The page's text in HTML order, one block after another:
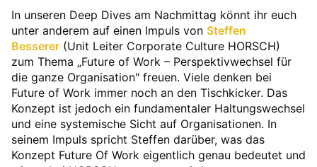
In unseren Deep Dives am Nachmittag könnt ihr euch
unter anderem auf einen Impuls von Steffen
Besserer (Unit Leiter Corporate Culture HORSCH)
zum Thema „Future of Work – Perspektivwechsel für
die ganze Organisation" freuen. Viele denken bei
Future of Work immer noch an den Tischkicker. Das
Konzept ist jedoch ein fundamentaler Haltungswechsel
und eine systemische Sicht auf Organisationen. In
seinem Impuls spricht Steffen darüber, was das
Konzept Future Of Work eigentlich genau bedeutet und